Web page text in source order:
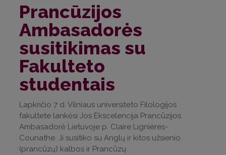
Prancūzijos
Ambasadorės
susitikimas su
Fakulteto
studentais
Lapkričio 7 d. Vilniaus universiteto Filologijos
fakultete lankėsi Jos Ekscelencija Prancūzijos
Ambasadorė Lietuvoje p. Claire Lignières-
Counathe. Ji susitiko su Anglų ir kitos užsienio
(prancūzų) kalbos ir Prancūzų